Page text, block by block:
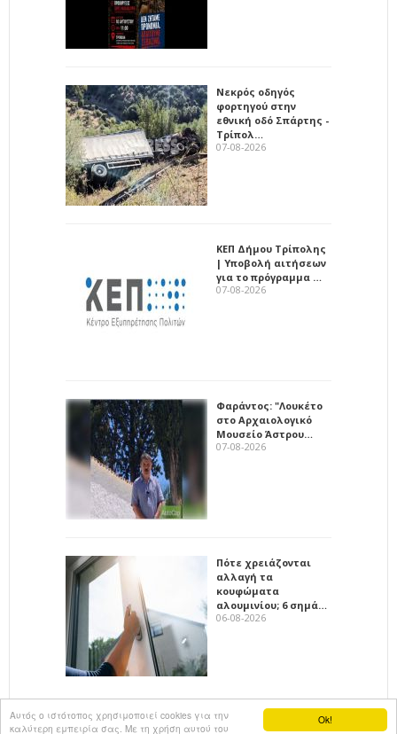
Ok!
Αυτός ο ιστότοπος χρησιμοποιεί cookies για την
καλύτερη εμπειρία σας. Με τη χρήση αυτού του
Νεκρός οδηγός
φορτηγού στην
εθνική οδό Σπάρτης -
Τρίπολ…
07-08-2026
ΚΕΠ Δήμου Τρίπολης
| Υποβολή αιτήσεων
για το πρόγραμμα …
07-08-2026
Φαράντος: "Λουκέτο
στο Αρχαιολογικό
Μουσείο Άστρου…
07-08-2026
Πότε χρειάζονται
αλλαγή τα
κουφώματα
αλουμινίου; 6 σημά…
06-08-2026
All rights reservedKalimeraArkadia